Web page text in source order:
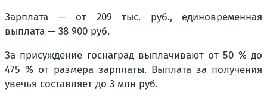
Зарплата — от 209 тыс. руб., единовременная
выплата — 38 900 руб.
За присуждение госнаград выплачивают от 50 % до
475 % от размера зарплаты. Выплата за получения
увечья составляет до 3 млн руб.